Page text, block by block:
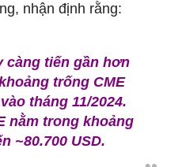
nhận định rằng:
càng tiến gần hơn
trống CME
tháng 11/2024.
nằm trong khoảng
~80.700 USD.